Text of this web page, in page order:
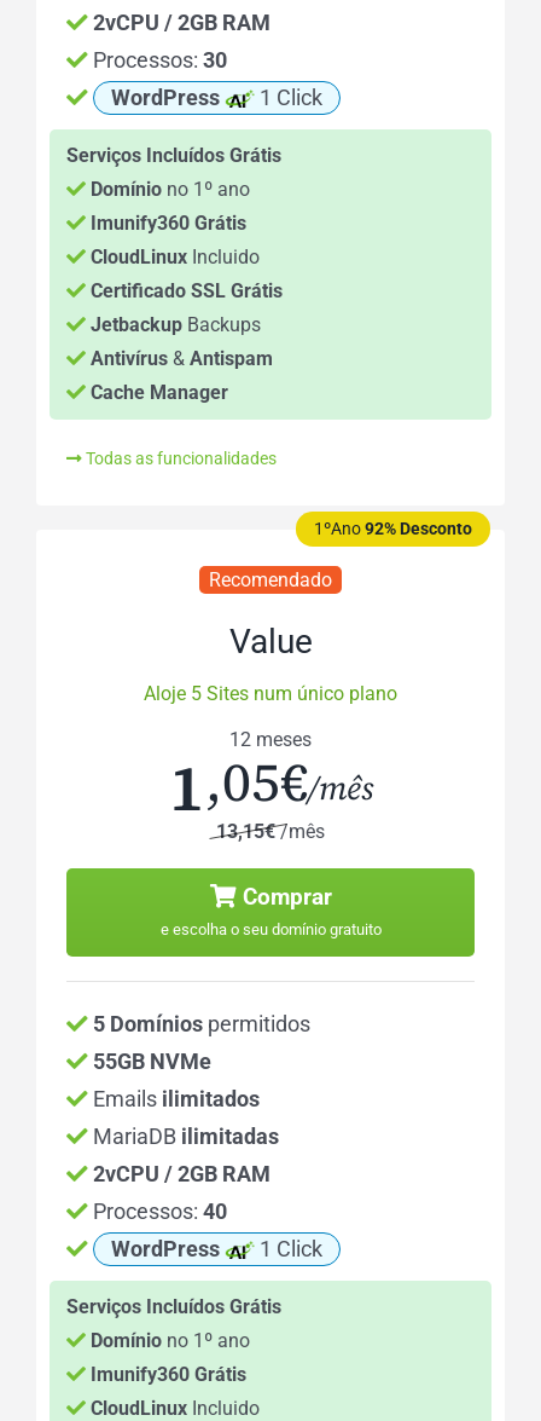
2vCPU / 2GB RAM
Processos:30
WordPress
1 Click
Serviços Incluídos Grátis
Domínio no 1º ano
Imunify360 Grátis
CloudLinux Incluido
Certificado SSL Grátis
Jetbackup Backups
Antivírus &Antispam
Cache Manager
Todas as funcionalidades
1ºAno92% Desconto
Recomendado
Value
Aloje 5 Sites num único plano
12 meses
1,05€/mês
13,15€/mês
Comprar
e escolha o seu domínio gratuito
5 Domínios permitidos
55GB NVMe
Emails ilimitados
MariaDB ilimitadas
2vCPU / 2GB RAM
Processos:40
WordPress
1 Click
Serviços Incluídos Grátis
Domínio no 1º ano
Imunify360 Grátis
CloudLinux Incluido